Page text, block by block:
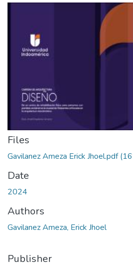
Files
Gavilanez Ameza Erick Jhoel.pdf
Date
2024
Authors
Gavilanez Ameza, Erick Jhoel
Publisher